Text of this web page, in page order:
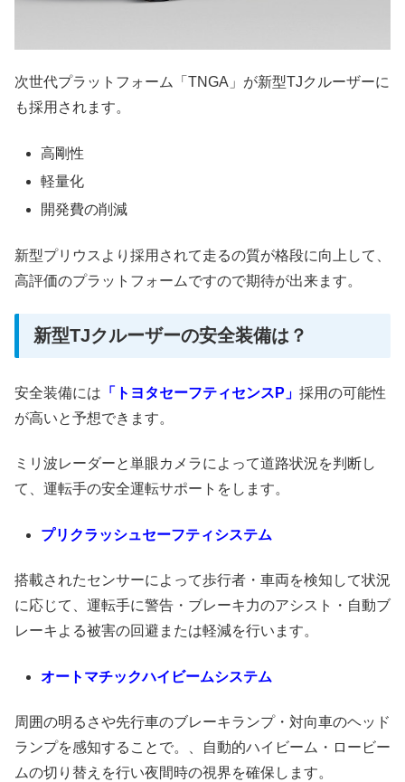
次世代プラットフォーム「TNGA」が新型TJクルーザーに
も採用されます。
高剛性
軽量化
開発費の削減
新型プリウスより採用されて走るの質が格段に向上して、
高評価のプラットフォームですので期待が出来ます。
新型TJクルーザーの安全装備は？
安全装備には 「トヨタセーフティセンスP」 採用の可能性
が高いと予想できます。
ミリ波レーダーと単眼カメラによって道路状況を判断し
て、運転手の安全運転サポートをします。
プリクラッシュセーフティシステム
搭載されたセンサーによって歩行者・車両を検知して状況
に応じて、運転手に警告・ブレーキ力のアシスト・自動ブ
レーキよる被害の回避または軽減を行います。
オートマチックハイビームシステム
周囲の明るさや先行車のブレーキランプ・対向車のヘッド
ランプを感知することで。、自動的ハイビーム・ロービー
ムの切り替えを行い夜間時の視界を確保します。